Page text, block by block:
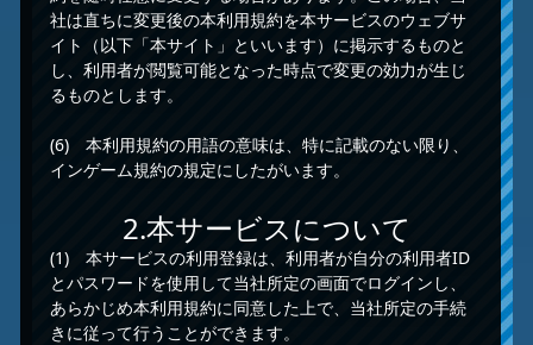
社は直ちに変更後の本利用規約を本サービスのウェブサ
イト（以下「本サイト」といいます）に掲示するものと
し、利用者が閲覧可能となった時点で変更の効力が生じ
るものとします。
(6) 本利用規約の用語の意味は、特に記載のない限り、
インゲーム規約の規定にしたがいます。
2.本サービスについて
(1) 本サービスの利用登録は、利用者が自分の利用者ID
とパスワードを使用して当社所定の画面でログインし、
あらかじめ本利用規約に同意した上で、当社所定の手続
きに従って行うことができます。